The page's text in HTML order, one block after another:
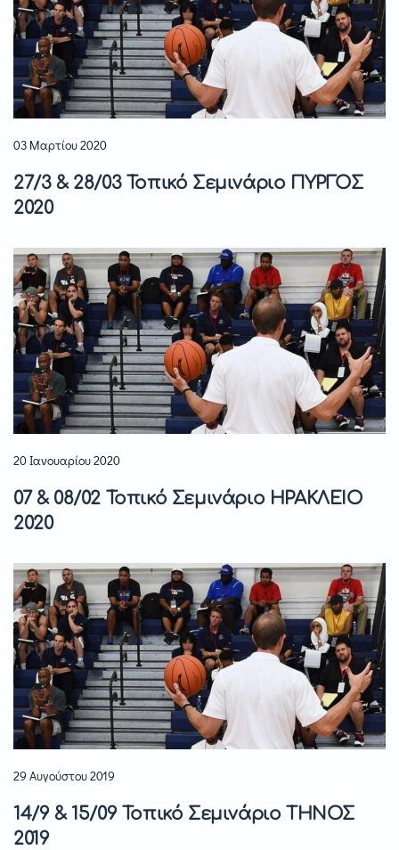
03 Μαρτίου 2020
27/3 & 28/03 Τοπικό Σεμινάριο ΠΥΡΓΟΣ
2020
20 Ιανουαρίου 2020
07 & 08/02 Τοπικό Σεμινάριο ΗΡΑΚΛΕΙΟ
2020
29 Αυγούστου 2019
14/9 & 15/09 Τοπικό Σεμινάριο ΤΗΝΟΣ
2019